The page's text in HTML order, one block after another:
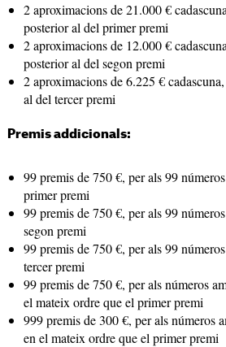
2 aproximacions de 21.000 €
posterior al del primer premi
2 aproximacions de 12.000 €
posterior al del segon premi
2 aproximacions de 6.225 €
al del tercer premi
Premis addicionals:
99 premis de 750 €, per als 99
primer premi
99 premis de 750 €, per als 99
segon premi
99 premis de 750 €, per als 99
tercer premi
99 premis de 750 €, per als números
el mateix ordre que el primer premi
999 premis de 300 €, per als números
en el mateix ordre que el primer premi